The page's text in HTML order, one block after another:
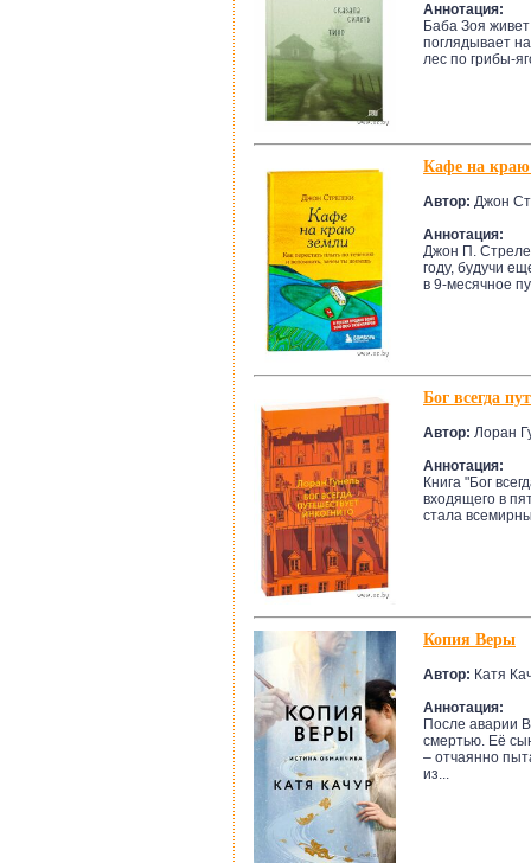
Аннотация:
Баба Зоя
поглядывает
лес по грибы-
Кафе на
Автор: Джон
Аннотация:
Джон П.
году, будучи
в 9-месячное
Бог всегда
Автор: Лоран
Аннотация:
Книга "Бог
входящего в
стала
Копия Веры
Автор: Катя
Аннотация:
После аварии
смертью. Её
– отчаянно
из...